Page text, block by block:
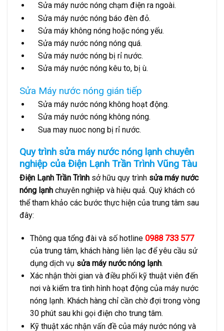
Sửa máy nước nóng chạm điện ra ngoài.
Sửa máy nước nóng báo đèn đỏ.
Sửa máy không nóng hoặc nóng yếu.
Sửa máy nước nóng nóng quá.
Sửa máy nước nóng bị rỉ nước.
Sửa máy nước nóng kêu to, bị ù.
Sửa Máy nước nóng gián tiếp
Sửa máy nước nóng không hoạt động.
Sửa máy nước nóng không nóng.
Sua may nuoc nong bị rỉ nước.
Quy trình sửa máy nước nóng lạnh chuyên
nghiệp của Điện Lạnh Trần Trình Vũng Tàu
Điện Lạnh Trần Trình sở hữu quy trình sửa máy nước
nóng lạnh chuyên nghiệp và hiệu quả. Quý khách có
thể tham khảo các bước thực hiện của trung tâm sau
đây:
Thông qua tổng đài và số hotline 0988 733 577
của trung tâm, khách hàng liên lạc để yêu cầu sử
dụng dịch vụ sửa máy nước nóng lạnh.
Xác nhận thời gian và điều phối kỹ thuật viên đến
nơi và kiểm tra tình hình hoạt động của máy nước
nóng lạnh. Khách hàng chỉ cần chờ đợi trong vòng
30 phút sau khi gọi điện cho trung tâm.
Kỹ thuật xác nhận vấn đề của máy nước nóng và